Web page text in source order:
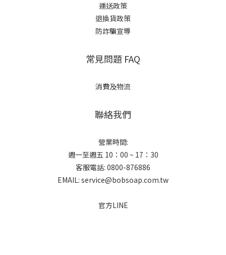
運送政策
退換貨政策
防詐騙宣導
常見問題 FAQ
消費及物流
聯絡我們
營業時間:
週一至週五 10：00 ~ 17：30
客服電話: 0800-876886
EMAIL: service@bobsoap.com.tw
官方LINE